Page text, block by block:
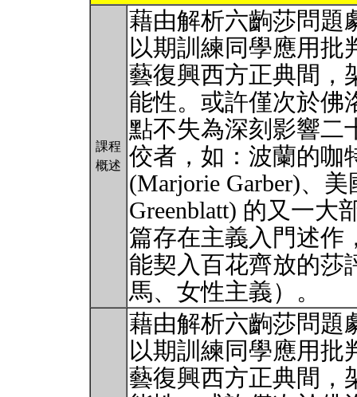
課程
概述
藉由解析六齣莎問題
以期訓練同學應用批
藝復興西方正典間，
能性。或許僅次於佛
點不失為深刻影響二
佼者，如：波蘭的咖
(Marjorie Garber)、
Greenblatt) 的又一大
篇存在主義入門述作
能契入百花齊放的莎
馬、女性主義）。
藉由解析六齣莎問題
以期訓練同學應用批
藝復興西方正典間，